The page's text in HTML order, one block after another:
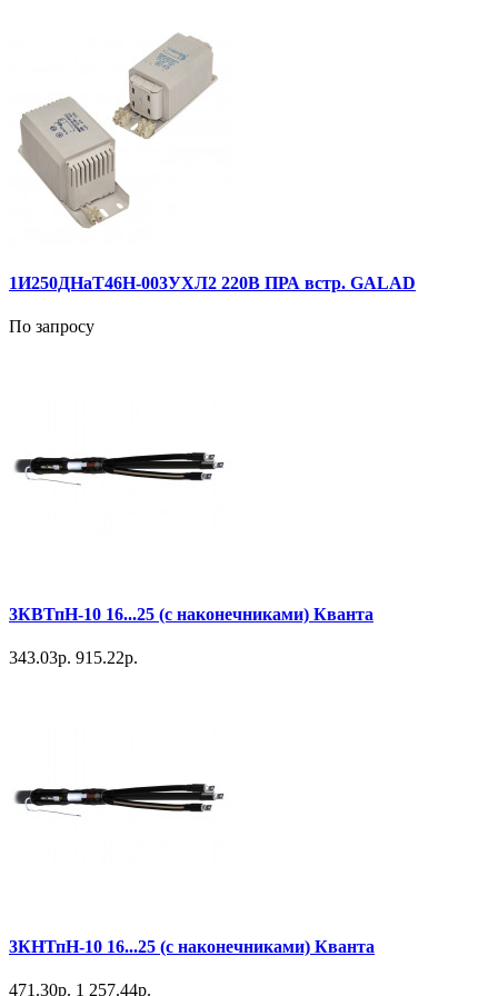
1И250ДНаТ46Н-003УХЛ2 220В ПРА встр. GALAD
По запросу
3КВТпН-10 16...25 (с наконечниками) Кванта
343.03р. 915.22р.
3КНТпН-10 16...25 (с наконечниками) Кванта
471.30р. 1 257.44р.